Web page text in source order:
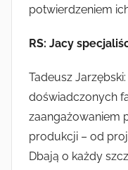
potwierdzeniem
RS: Jacy
Tadeusz
doświadczonych
zaangażowaniem
produkcji – od
Dbają o każdy